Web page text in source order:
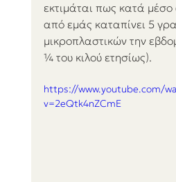
εκτιμάται πως κατά
από εμάς καταπίνει 5
μικροπλαστικών την
¼ του κιλού ετησίως).
https://www.youtube.com/
v=2eQtk4nZCmE